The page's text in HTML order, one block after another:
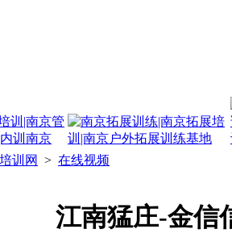
训网 > 在线视频
江南猛庄-金信